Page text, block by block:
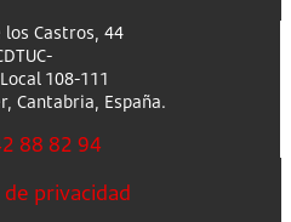
los Castros, 44
108-111
Cantabria, España.
88 82 94
privacidad